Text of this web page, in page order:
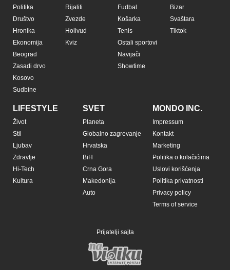
Politika
Društvo
Hronika
Ekonomija
Beograd
Zasadi drvo
Kosovo
Sudbine
Rijaliti
Zvezde
Holivud
Kviz
Fudbal
Košarka
Tenis
Ostali sportovi
Navijači
Showtime
Bizar
Svaštara
Tiktok
LIFESTYLE
Život
Stil
Ljubav
Zdravlje
Hi-Tech
Kultura
SVET
Planeta
Globalno zagrevanje
Hrvatska
BiH
Crna Gora
Makedonija
Auto
MONDO INC.
Impressum
Kontakt
Marketing
Politika o kolačićima
Uslovi korišćenja
Politika privatnosti
Privacy policy
Terms of service
Prijatelji sajta